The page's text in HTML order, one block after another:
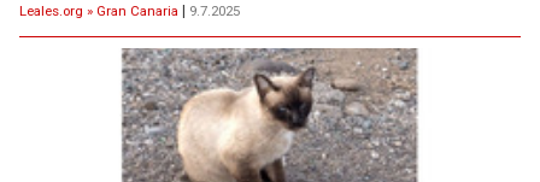
Leales.org » Gran Canaria | 9.7.2025